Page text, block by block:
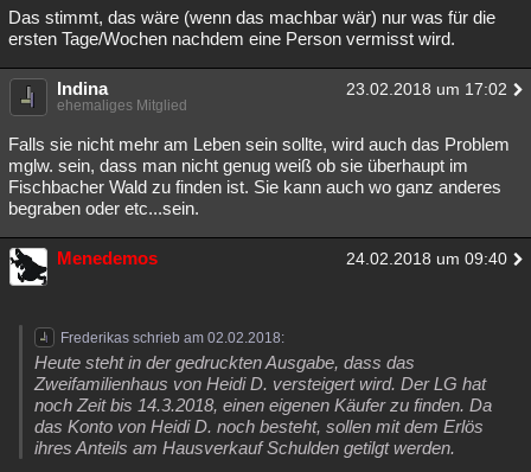
Das stimmt, das wäre (wenn das machbar wär) nur was für die
ersten Tage/Wochen nachdem eine Person vermisst wird.
Indina 23.02.2018 um 17:02
ehemaliges Mitglied
Falls sie nicht mehr am Leben sein sollte, wird auch das Problem
mglw. sein, dass man nicht genug weiß ob sie überhaupt im
Fischbacher Wald zu finden ist. Sie kann auch wo ganz anderes
begraben oder etc...sein.
Menedemos 24.02.2018 um 09:40
Frederikas schrieb am 02.02.2018:
Heute steht in der gedruckten Ausgabe, dass das
Zweifamilienhaus von Heidi D. versteigert wird. Der LG hat
noch Zeit bis 14.3.2018, einen eigenen Käufer zu finden. Da
das Konto von Heidi D. noch besteht, sollen mit dem Erlös
ihres Anteils am Hausverkauf Schulden getilgt werden.